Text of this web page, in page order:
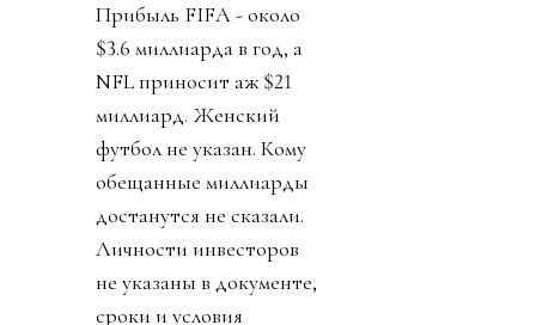
Прибыль FIFA - около
$3.6 миллиарда в год, а
NFL приносит аж $21
миллиард. Женский
футбол не указан. Кому
обещанные миллиарды
достанутся не сказали.
Личности инвесторов
не указаны в документе,
сроки и условия